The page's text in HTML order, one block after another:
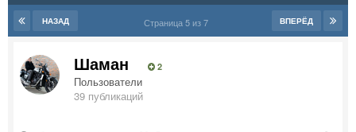
НАЗАД ВПЕРЁД
Страница 5 из 7
Шаман 2
Пользователи
39 публикаций